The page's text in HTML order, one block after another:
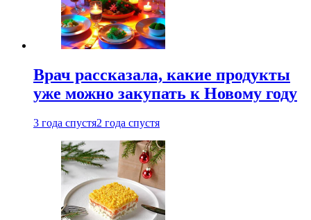
Врач рассказала, какие продукты
уже можно закупать к Новому году
3 года спустя2 года спустя